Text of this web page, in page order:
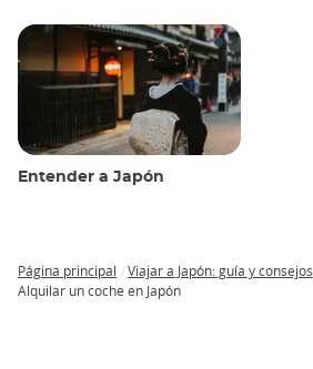
Entender a Japón
Breadcrumb
Página principal
Viajar a Japón: guía y consejos
Alquilar un coche en Japón